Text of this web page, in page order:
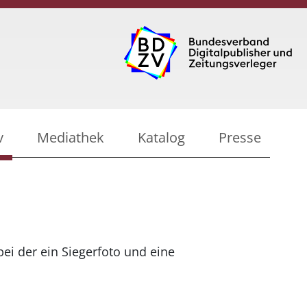
Mediathek Katalog Presse
der ein Siegerfoto und eine